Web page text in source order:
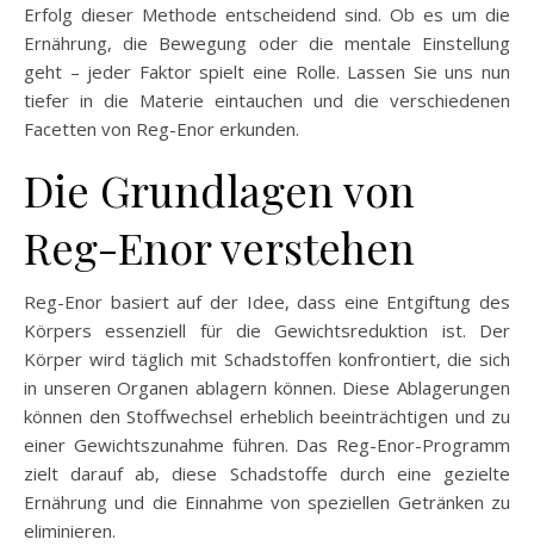
Erfolg dieser Methode entscheidend sind. Ob es um die
Ernährung, die Bewegung oder die mentale Einstellung
geht – jeder Faktor spielt eine Rolle. Lassen Sie uns nun
tiefer in die Materie eintauchen und die verschiedenen
Facetten von Reg-Enor erkunden.
Die Grundlagen von
Reg-Enor verstehen
Reg-Enor basiert auf der Idee, dass eine Entgiftung des
Körpers essenziell für die Gewichtsreduktion ist. Der
Körper wird täglich mit Schadstoffen konfrontiert, die sich
in unseren Organen ablagern können. Diese Ablagerungen
können den Stoffwechsel erheblich beeinträchtigen und zu
einer Gewichtszunahme führen. Das Reg-Enor-Programm
zielt darauf ab, diese Schadstoffe durch eine gezielte
Ernährung und die Einnahme von speziellen Getränken zu
eliminieren.